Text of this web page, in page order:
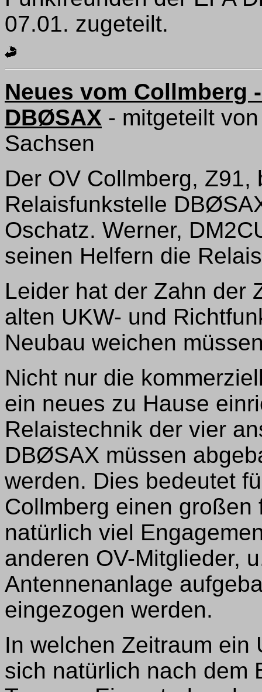
07.01. zugeteilt.
Neues vom Collmberg
DBØSAX - mitgeteilt
Sachsen
Der OV Collmberg,
Relaisfunkstelle
Oschatz. Werner,
seinen Helfern die
Leider hat der Zahn der
alten UKW- und
Neubau weichen
Nicht nur die
ein neues zu Hause
Relaistechnik der vier
DBØSAX müssen
werden. Dies bedeutet
Collmberg einen
natürlich viel
anderen OV-Mitglieder,
Antennenanlage
eingezogen werden.
In welchen Zeitraum ein
sich natürlich nach dem